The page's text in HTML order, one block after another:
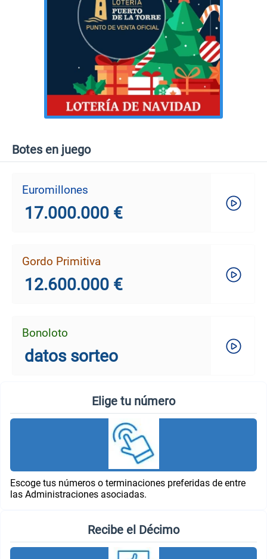
Botes en juego
Euromillones
17.000.000 €
Gordo Primitiva
12.600.000 €
Bonoloto
datos sorteo
Elige tu número
Escoge tus números o terminaciones preferidas de entre
las Administraciones asociadas.
Recibe el Décimo